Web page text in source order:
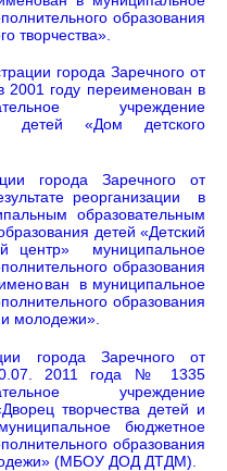
образования
творчества».
города Заречного от
году переименован в
учреждение
детей «Дом детского
города Заречного от
реорганизации в
образовательным
детей «Детский
центр» муниципальное
образования
в муниципальное
образования
молодежи».
города Заречного от
2011 года № 1335
учреждение
творчества детей и
бюджетное
образования
(МБОУ ДОД ДТДМ).